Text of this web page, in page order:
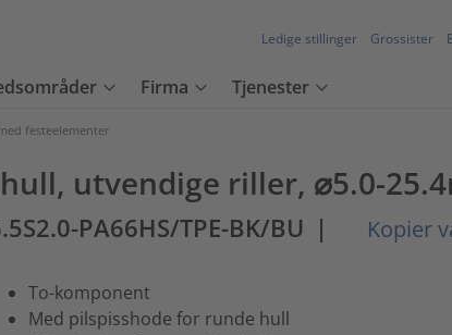
Ledige stillinger Grossister
Firma Tjenester
festeelementer
utvendige riller, ⌀5.0-
PA66HS/TPE-BK/BU | Kopier
To-komponent
Med pilspisshode for runde hull